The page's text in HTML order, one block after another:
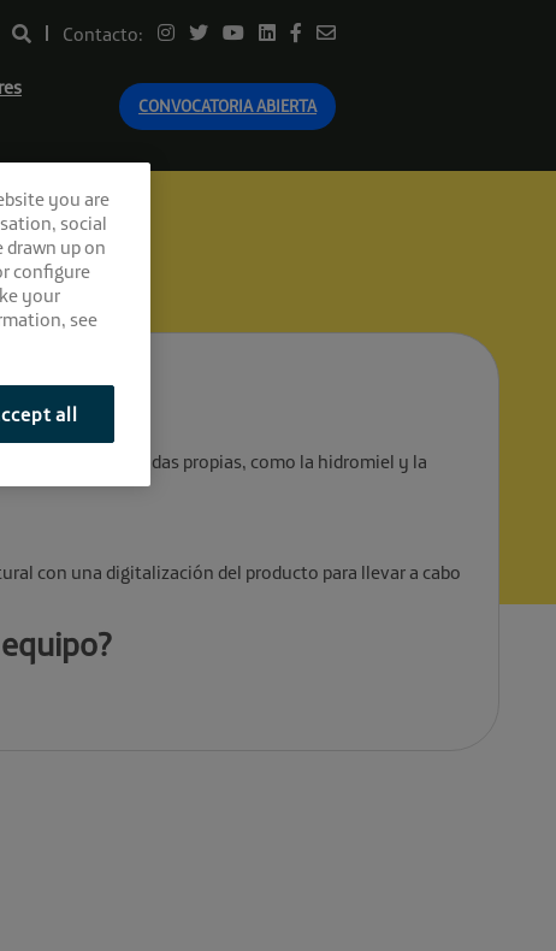
Contacto:
CONVOCATORIA ABIERTA
de bebidas propias, como la hidromiel y la
con una digitalización del producto para llevar a cabo
?
you are
social
up on
configure
your
see
all